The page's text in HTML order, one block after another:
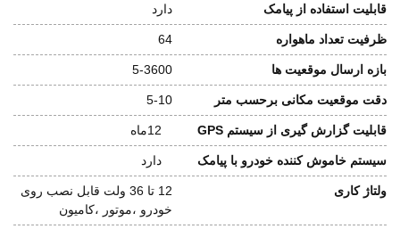
قابلیت استفاده از پیامک دارد
ظرفیت تعداد ماهواره 64
بازه ارسال موقعیت ها 5-3600
دقت موقعیت مکانی برحسب متر 5-10
قابلیت گزارش گیری از سیستم GPS 12ماه
سیستم خاموش کننده خودرو با پیامک دارد
ولتاژ کاری
12 تا 36 ولت قابل نصب روی
خودرو ،موتور ،کامیون